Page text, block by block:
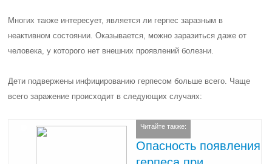
Многих также интересует, является ли герпес заразным в
неактивном состоянии. Оказывается, можно заразиться даже от
человека, у которого нет внешних проявлений болезни.
Дети подвержены инфицированию герпесом больше всего. Чаще
всего заражение происходит в следующих случаях:
Читайте также:
Опасность появления